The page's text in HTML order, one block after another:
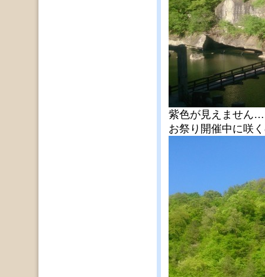
紫色が見えません…
お祭り開催中に咲